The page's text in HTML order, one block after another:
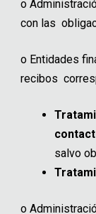
o
con las
o Entidades
recibos
salvo
o